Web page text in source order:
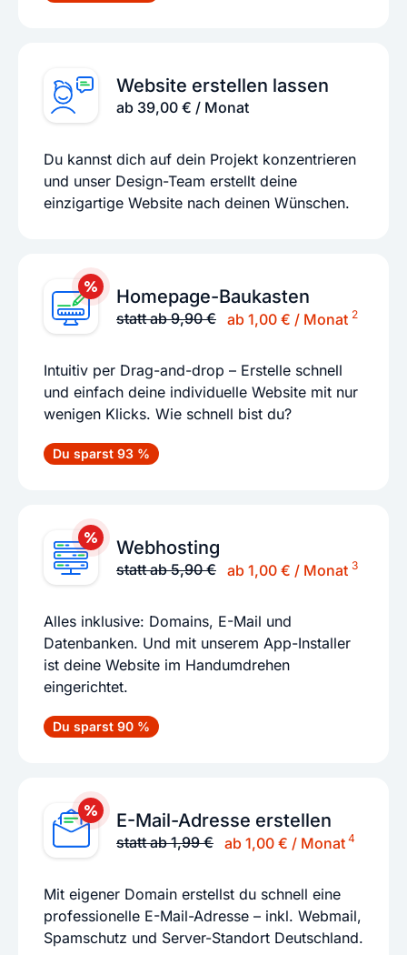
Website erstellen lassen
ab 39,00 € / Monat
Du kannst dich auf dein Projekt konzentrieren
und unser Design-Team erstellt deine
einzigartige Website nach deinen Wünschen.
Homepage-Baukasten
statt ab 9,90 € ab 1,00 € / Monat 2
Intuitiv per Drag-and-drop – Erstelle schnell
und einfach deine individuelle Website mit nur
wenigen Klicks. Wie schnell bist du?
Du sparst 93 %
Webhosting
statt ab 5,90 € ab 1,00 € / Monat 3
Alles inklusive: Domains, E-Mail und
Datenbanken. Und mit unserem App-Installer
ist deine Website im Handumdrehen
eingerichtet.
Du sparst 90 %
E-Mail-Adresse erstellen
statt ab 1,99 € ab 1,00 € / Monat4
Mit eigener Domain erstellst du schnell eine
professionelle E-Mail-Adresse – inkl. Webmail,
Spamschutz und Server-Standort Deutschland.